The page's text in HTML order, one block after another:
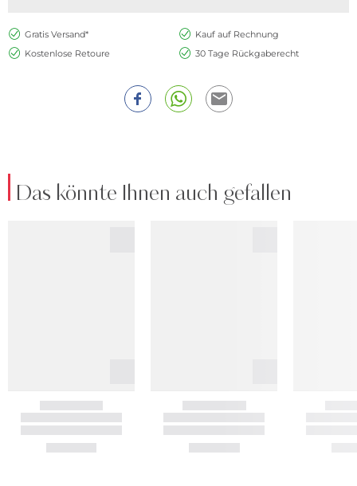
Gratis Versand*
Kauf auf Rechnung
Kostenlose Retoure
30 Tage Rückgaberecht
Das könnte Ihnen auch gefallen